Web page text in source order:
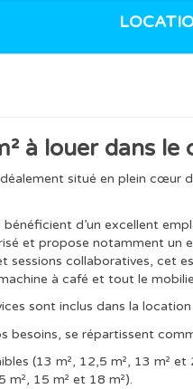
à louer dans
situé en plein cœur
d’un excellent
et propose notamment un
sessions collaboratives, cet
à café et tout le
sont inclus dans la location
besoins, se répartissent
(13 m², 12,5 m², 13 m² et
m², 15 m² et 18 m²).